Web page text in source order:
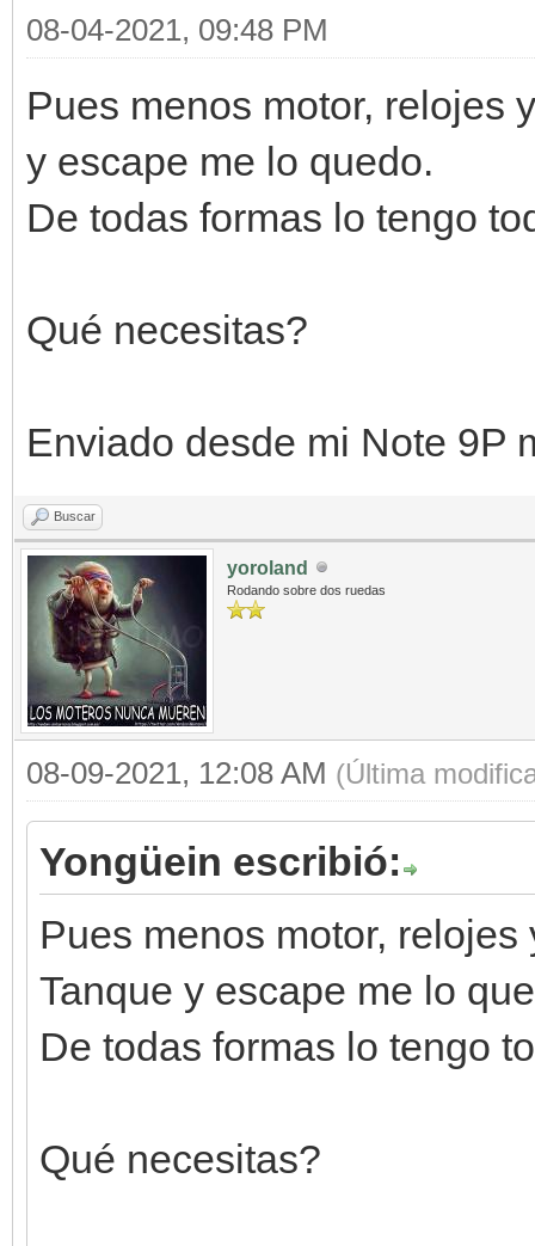
08-04-2021, 09:48 PM
Pues menos motor, relojes
y escape me lo quedo.
De todas formas lo tengo
Qué necesitas?
Enviado desde mi Note 9P
Buscar
yoroland
Rodando sobre dos ruedas
08-09-2021, 12:08 AM (Última
Yongüein escribió:
Pues menos motor,
Tanque y escape me lo
De todas formas lo tengo
Qué necesitas?